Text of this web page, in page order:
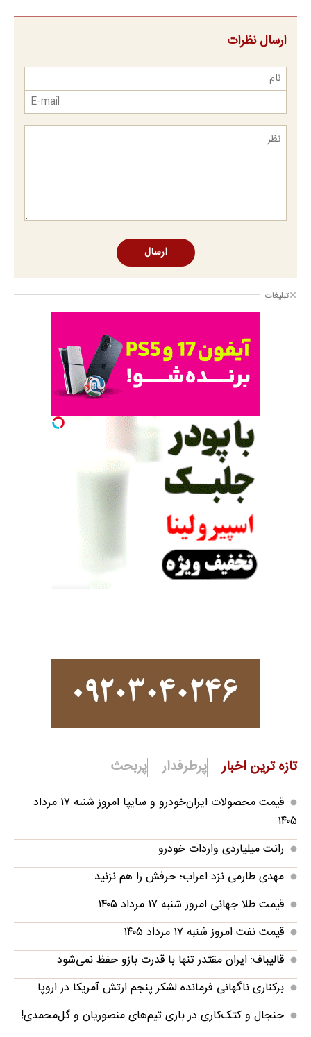
ارسال نظرات
ارسال
تبلیغات
تازه ترین اخبار پرطرفدار پربحث
قیمت محصولات ایران‌خودرو و سایپا امروز شنبه ۱۷ مرداد
۱۴۰۵
رانت میلیاردی واردات خودرو
مهدی طارمی نزد اعراب؛ حرفش را هم نزنید
قیمت طلا جهانی امروز شنبه ۱۷ مرداد ۱۴۰۵
قیمت نفت امروز شنبه ۱۷ مرداد ۱۴۰۵
قالیباف: ایران مقتدر تنها با قدرت بازو حفظ نمی‌شود
برکناری ناگهانی فرمانده لشکر پنجم ارتش آمریکا در اروپا
جنجال و کتک‌کاری در بازی تیم‌های منصوریان و گل‌محمدی!